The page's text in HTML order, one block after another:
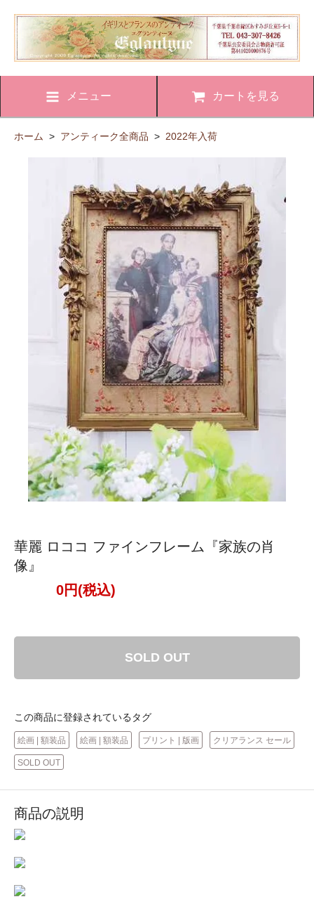
メニュー カートを見る
ホーム > アンティーク全商品 > 2022年入荷
華麗 ロココ ファインフレーム『家族の肖
像』
0円(税込)
SOLD OUT
この商品に登録されているタグ
絵画 | 額装品 絵画 | 額装品 プリント | 版画 クリアランス セール
SOLD OUT
商品の説明